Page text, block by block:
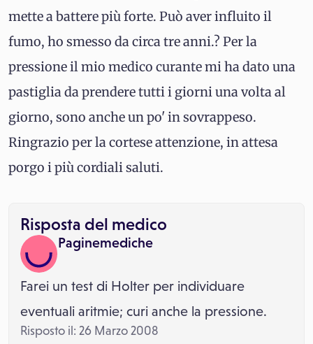
mette a battere più forte. Può aver influito il
fumo, ho smesso da circa tre anni.? Per la
pressione il mio medico curante mi ha dato una
pastiglia da prendere tutti i giorni una volta al
giorno, sono anche un po' in sovrappeso.
Ringrazio per la cortese attenzione, in attesa
porgo i più cordiali saluti.
Risposta del medico
Paginemediche
Farei un test di Holter per individuare
eventuali aritmie; curi anche la pressione.
Risposto il: 26 Marzo 2008